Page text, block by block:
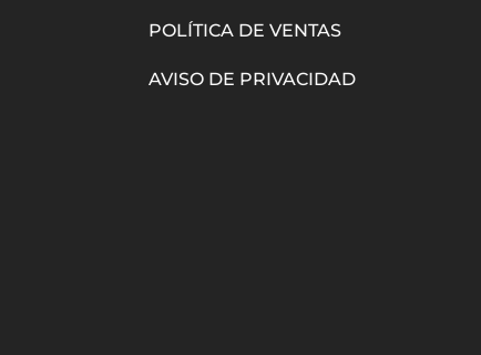
POLÍTICA DE VENTAS
AVISO DE PRIVACIDAD